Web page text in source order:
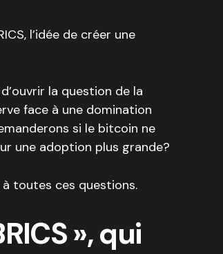
l’idée de créer une
la question de la
face à une domination
si le bitcoin ne
une adoption plus grande?
toutes ces questions.
», qui